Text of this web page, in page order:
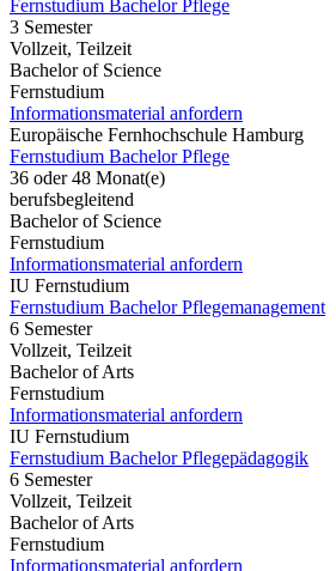
Fernstudium Bachelor Pflege
3 Semester
Vollzeit, Teilzeit
Bachelor of Science
Fernstudium
Informationsmaterial anfordern
Europäische Fernhochschule Hamburg
Fernstudium Bachelor Pflege
36 oder 48 Monat(e)
berufsbegleitend
Bachelor of Science
Fernstudium
Informationsmaterial anfordern
IU Fernstudium
Fernstudium Bachelor Pflegemanagement
6 Semester
Vollzeit, Teilzeit
Bachelor of Arts
Fernstudium
Informationsmaterial anfordern
IU Fernstudium
Fernstudium Bachelor Pflegepädagogik
6 Semester
Vollzeit, Teilzeit
Bachelor of Arts
Fernstudium
Informationsmaterial anfordern